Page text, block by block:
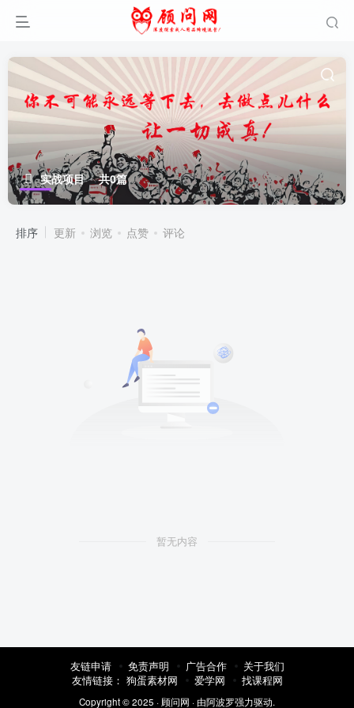
实战项目 共0篇
排序 更新 浏览 点赞 评论
暂无内容
友链申请 免责声明 广告合作
关于我们
友情链接： 狗蛋素材网 爱学网 找课程网
Copyright © 2025 · 顾问网 · 由阿波罗强力驱动.